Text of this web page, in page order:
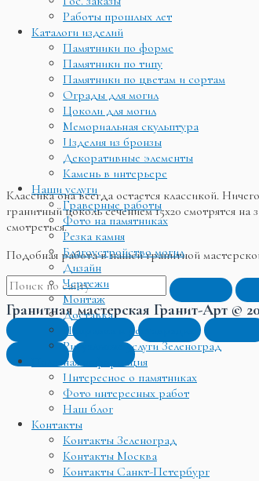
Работы прошлых лет
Каталоги изделий
Памятники по форме
Памятники по типу
Памятники по цветам и сортам
Ограды для могил
Цоколи для могил
Мемориальная скульптура
Изделия из бронзы
Декоративные элементы
Камень в интерьере
Наши услуги
Граверные работы
Фото на памятниках
Резка камня
Благоустройство могил
Дизайн
Чертежи
Монтаж
Доставка
Поправка и реставрация
Ритуальные услуги Зеленоград
Полезная информация
Интересное о памятниках
Фото интересных работ
Наш блог
Контакты
Контакты Зеленоград
Контакты Москва
Контакты Санкт-Петербург
Классика она всегда остается классикой.
гранитный цоколь сечением 15х20 смотрятся
смотреться.
Подобная работа в нашей гранитной
Гранитная мастерская Гранит-Арт ©